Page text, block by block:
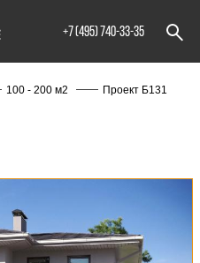
+7 (495) 740-33-35
100 - 200 м2 Проект Б131